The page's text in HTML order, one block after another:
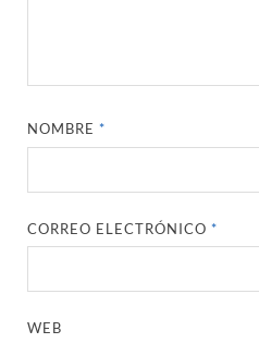
NOMBRE*
CORREO ELECTRÓNICO*
WEB